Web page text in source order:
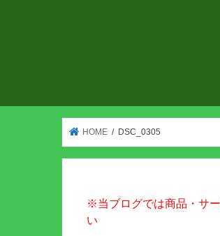
HOME DSC_0305
※当ブログでは商品・サ
い